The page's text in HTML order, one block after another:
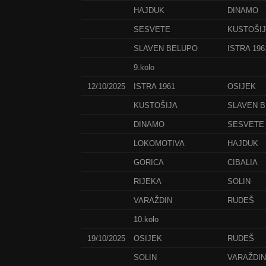
HAJDUK DINAMO
SESVETE
SLAVEN BELUPO ISTRA
9.kolo
12/10/2025 ISTRA 1961 OSIJEK
KUSTOŠIJA SLAVEN
DINAMO SESVETE
LOKOMOTIVA HAJDUK
GORICA CIBALIA
RIJEKA SOLIN
VARAŽDIN RUDEŠ
10.kolo
19/10/2025 OSIJEK RUDEŠ
SOLIN VARAŽDIN